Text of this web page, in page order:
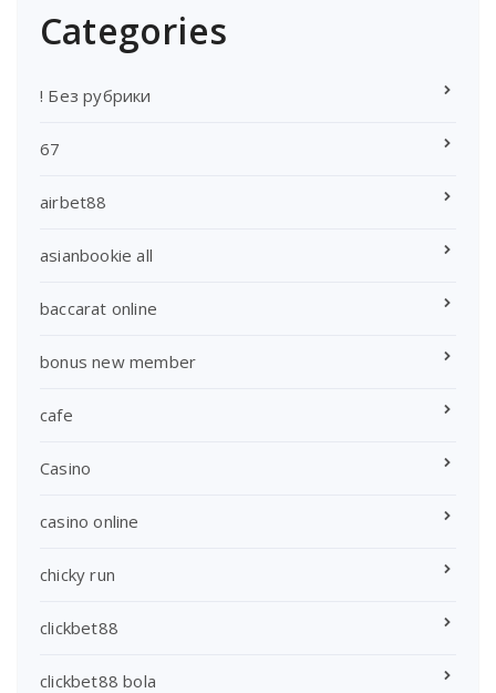
Categories
! Без рубрики
67
airbet88
asianbookie all
baccarat online
bonus new member
cafe
Casino
casino online
chicky run
clickbet88
clickbet88 bola